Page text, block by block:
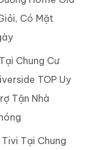
Có Mặt
Chung Cư
TOP Uy
Tận Nhà
Tivi Tại Chung